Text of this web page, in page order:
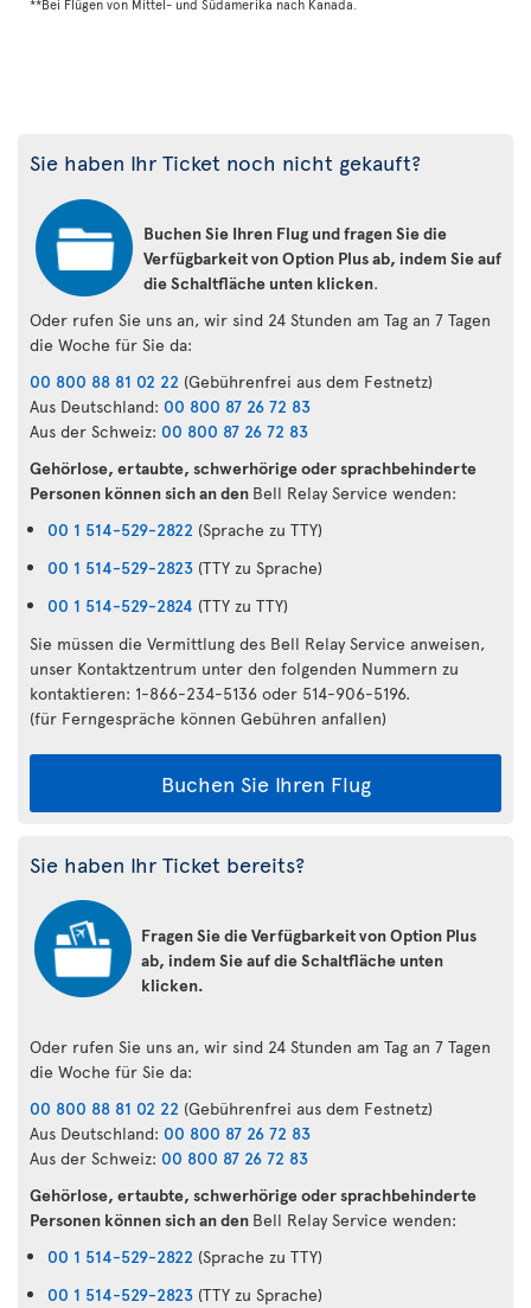
**Bei Flügen von Mittel- und Südamerika nach Kanada.
Sie haben Ihr Ticket noch nicht gekauft?
Buchen Sie Ihren Flug und fragen Sie die
Verfügbarkeit von Option Plus ab, indem Sie auf
die Schaltfläche unten klicken.
Oder rufen Sie uns an, wir sind 24 Stunden am Tag an 7 Tagen
die Woche für Sie da:
00 800 88 81 02 22 (Gebührenfrei aus dem Festnetz)
Aus Deutschland: 00 800 87 26 72 83
Aus der Schweiz: 00 800 87 26 72 83
Gehörlose, ertaubte, schwerhörige oder sprachbehinderte
Personen können sich an den Bell Relay Service wenden:
00 1 514-529-2822 (Sprache zu TTY)
00 1 514-529-2823 (TTY zu Sprache)
00 1 514-529-2824 (TTY zu TTY)
Sie müssen die Vermittlung des Bell Relay Service anweisen,
unser Kontaktzentrum unter den folgenden Nummern zu
kontaktieren: 1-866-234-5136 oder 514-906-5196.
(für Ferngespräche können Gebühren anfallen)
Buchen Sie Ihren Flug
Sie haben Ihr Ticket bereits?
Fragen Sie die Verfügbarkeit von Option Plus
ab, indem Sie auf die Schaltfläche unten
klicken.
Oder rufen Sie uns an, wir sind 24 Stunden am Tag an 7 Tagen
die Woche für Sie da:
00 800 88 81 02 22 (Gebührenfrei aus dem Festnetz)
Aus Deutschland: 00 800 87 26 72 83
Aus der Schweiz: 00 800 87 26 72 83
Gehörlose, ertaubte, schwerhörige oder sprachbehinderte
Personen können sich an den Bell Relay Service wenden:
00 1 514-529-2822 (Sprache zu TTY)
00 1 514-529-2823 (TTY zu Sprache)